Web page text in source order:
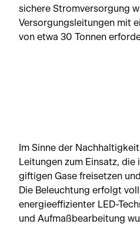
sichere Stromversorgung
Versorgungsleitungen mit
von etwa 30 Tonnen
Im Sinne der
Leitungen zum Einsatz, die
giftigen Gase freisetzen
Die Beleuchtung erfolgt
energieeffizienter LED-
und Aufmaßbearbeitung